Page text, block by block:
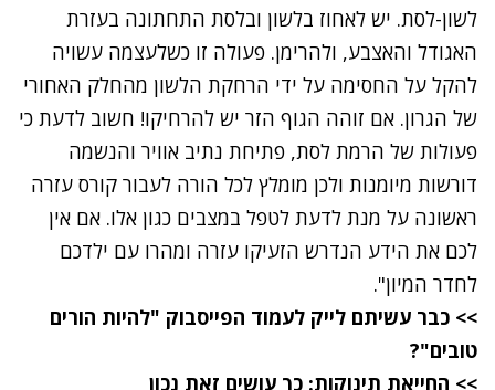
לשון-לסת. יש לאחוז בלשון ובלסת התחתונה בעזרת
האגודל והאצבע, ולהרימן. פעולה זו כשלעצמה עשויה
להקל על החסימה על ידי הרחקת הלשון מהחלק האחורי
של הגרון. אם זוהה הגוף הזר יש להרחיקו! חשוב לדעת כי
פעולות של הרמת לסת, פתיחת נתיב אוויר והנשמה
דורשות מיומנות ולכן מומלץ לכל הורה לעבור קורס עזרה
ראשונה על מנת לדעת לטפל במצבים כגון אלו. אם אין
לכם את הידע הנדרש הזעיקו עזרה ומהרו עם ילדכם
לחדר המיון".
>> כבר עשיתם לייק לעמוד הפייסבוק "להיות הורים
טובים"?
>> החייאת תינוקות: כך עושים זאת נכון